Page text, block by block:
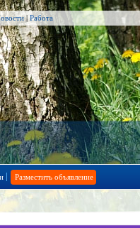
|Работа
Разместить объявление